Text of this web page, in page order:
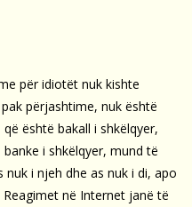
për idiotët nuk kishte
përjashtime, nuk është
është bakall i shkëlqyer,
i shkëlqyer, mund të
i njeh dhe as nuk i di, apo
në Internet janë të